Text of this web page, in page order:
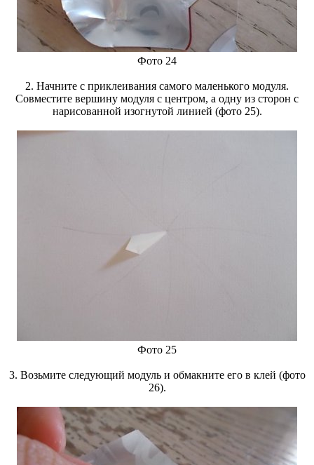
Фото 24
2. Начните с приклеивания самого маленького модуля.
Совместите вершину модуля с центром, а одну из сторон с
нарисованной изогнутой линией (фото 25).
Фото 25
3. Возьмите следующий модуль и обмакните его в клей (фото
26).